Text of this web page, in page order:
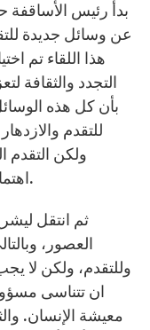
بدأ رئيس الأساقفة
عن وسائل جديدة
هذا اللقاء تم
التجدد والثقافة
بأن كل هذه
للتقدم
ولكن التقدم
اهتماماتهم الأولية الإنسان وحياته وكرامته.
ثم انتقل
العصور،
وللتقدم، ولكن لا
ان تتناسى
معيشة الإنسان.